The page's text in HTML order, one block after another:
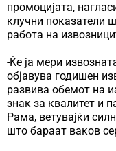
промоцијата,
клучни показатели
работа на
-Ќе ја мери
објавува годишен
развива обемот на
знак за квалитет и
Рама, ветувајќи
што бараат ваков